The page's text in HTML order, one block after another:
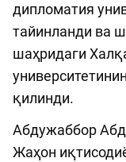
дипломатия
тайинланди ва
шаҳридаги
қилинди.
Абдужаббор
Жаҳон